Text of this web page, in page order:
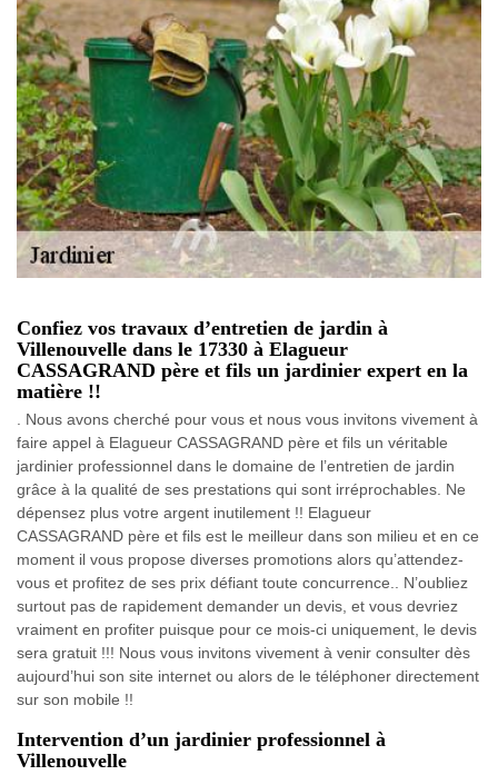
Confiez vos travaux d’entretien de jardin à
Villenouvelle dans le 17330 à Elagueur
CASSAGRAND père et fils un jardinier expert en la
matière !!
. Nous avons cherché pour vous et nous vous invitons vivement à
faire appel à Elagueur CASSAGRAND père et fils un véritable
jardinier professionnel dans le domaine de l’entretien de jardin
grâce à la qualité de ses prestations qui sont irréprochables. Ne
dépensez plus votre argent inutilement !! Elagueur
CASSAGRAND père et fils est le meilleur dans son milieu et en ce
moment il vous propose diverses promotions alors qu’attendez-
vous et profitez de ses prix défiant toute concurrence.. N’oubliez
surtout pas de rapidement demander un devis, et vous devriez
vraiment en profiter puisque pour ce mois-ci uniquement, le devis
sera gratuit !!! Nous vous invitons vivement à venir consulter dès
aujourd’hui son site internet ou alors de le téléphoner directement
sur son mobile !!
Intervention d’un jardinier professionnel à
Villenouvelle